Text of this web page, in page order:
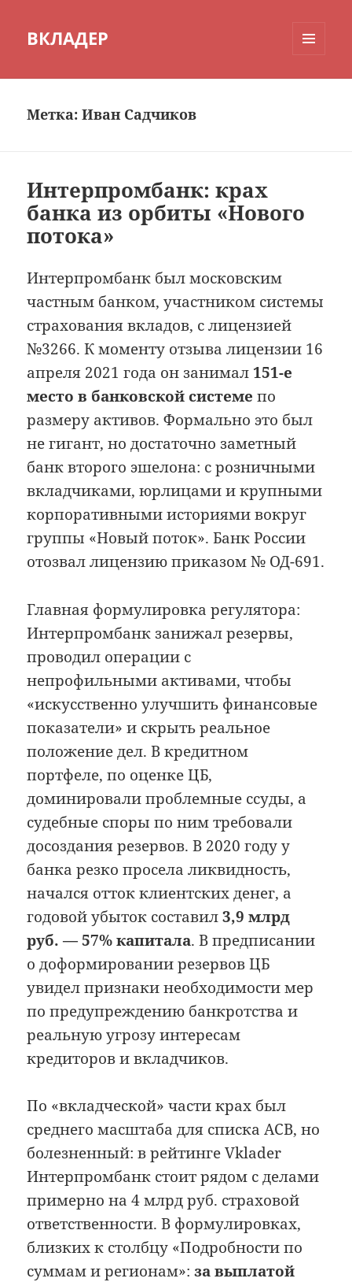
ВКЛАДЕР
Метка:Иван Садчиков
Интерпромбанк: крах
банка из орбиты «Нового
потока»
Интерпромбанк был московским
частным банком, участником системы
страхования вкладов, с лицензией
№3266. К моменту отзыва лицензии 16
апреля 2021 года он занимал 151-е
место в банковской системе по
размеру активов. Формально это был
не гигант, но достаточно заметный
банк второго эшелона: с розничными
вкладчиками, юрлицами и крупными
корпоративными историями вокруг
группы «Новый поток». Банк России
отозвал лицензию приказом № ОД-691.
Главная формулировка регулятора:
Интерпромбанк занижал резервы,
проводил операции с
непрофильными активами, чтобы
«искусственно улучшить финансовые
показатели» и скрыть реальное
положение дел. В кредитном
портфеле, по оценке ЦБ,
доминировали проблемные ссуды, а
судебные споры по ним требовали
досоздания резервов. В 2020 году у
банка резко просела ликвидность,
начался отток клиентских денег, а
годовой убыток составил3,9 млрд
руб. — 57% капитала. В предписании
о доформировании резервов ЦБ
увидел признаки необходимости мер
по предупреждению банкротства и
реальную угрозу интересам
кредиторов и вкладчиков.
По «вкладческой» части крах был
среднего масштаба для списка АСВ, но
болезненный: в рейтинге Vklader
Интерпромбанк стоит рядом с делами
примерно на 4 млрд руб. страховой
ответственности. В формулировках,
близких к столбцу «Подробности по
суммам и регионам»:за выплатой